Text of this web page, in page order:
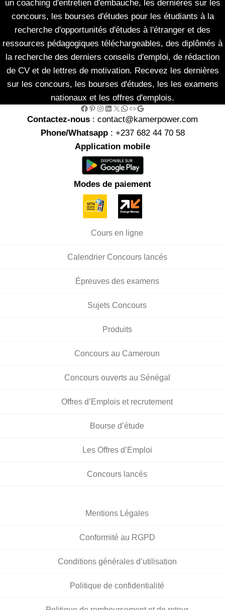
un coaching d'entretien d'embauche, les dernières sur les
concours, les bourses d'études pour les étudiants à la
recherche d'opportunités d'études à l'étranger et des
ressources pédagogiques téléchargeables, des diplômés à
la recherche des derniers conseils d'emploi, de rédaction
de CV et de lettres de motivation. Recevez les dernières
sur les concours, les bourses d'études, les les examens
nationaux et les offres d'emplois.
Facebook Pinterest Instagram LinkedIn X WhatsApp Link Google
Contactez-nous : contact@kamerpower.com
Phone/Whatsapp: +237 682 44 70 58
Application mobile
Modes de paiement
Cours en ligne
Calendrier Concours lancés
Épreuves des examens
Sujets Concours
Produits
Concours au Cameroun
Concours ouverts au Sénégal
Offres d’Emplois et recrutement
Bourse d’étude
Les Offres d’Emploi
Concours lancés
Mentions Légales
Conformité au RGPD
Conditions générales d’utilisation
Politique de confidentialité